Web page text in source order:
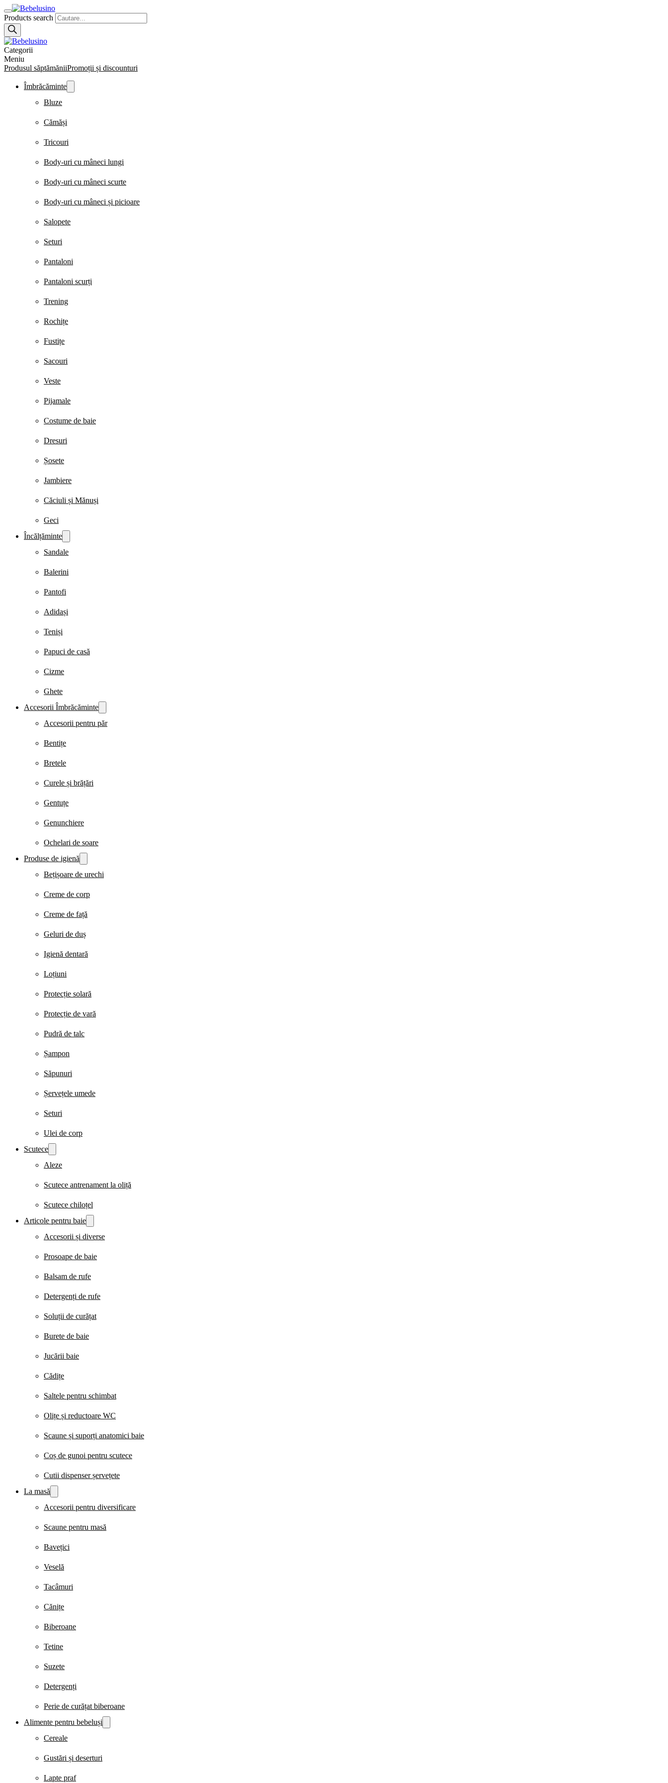
Products search
Categorii
Meniu
Produsul săptămăniiPromoții și discounturi
Îmbrăcăminte
Bluze
Cămăși
Tricouri
Body-uri cu mâneci lungi
Body-uri cu mâneci scurte
Body-uri cu mâneci și picioare
Salopete
Seturi
Pantaloni
Pantaloni scurți
Trening
Rochițe
Fustițe
Sacouri
Veste
Pijamale
Costume de baie
Dresuri
Șosete
Jambiere
Căciuli și Mănuși
Geci
Încălțăminte
Sandale
Balerini
Pantofi
Adidași
Teniși
Papuci de casă
Cizme
Ghete
Accesorii Îmbrăcăminte
Accesorii pentru păr
Bentițe
Bretele
Curele și brățări
Gentuțe
Genunchiere
Ochelari de soare
Produse de igienă
Bețișoare de urechi
Creme de corp
Creme de față
Geluri de duș
Igienă dentară
Loțiuni
Protecție solară
Protecție de vară
Pudră de talc
Șampon
Săpunuri
Șervețele umede
Seturi
Ulei de corp
Scutece
Aleze
Scutece antrenament la oliță
Scutece chiloțel
Articole pentru baie
Accesorii și diverse
Prosoape de baie
Balsam de rufe
Detergenți de rufe
Soluții de curățat
Burete de baie
Jucării baie
Cădițe
Saltele pentru schimbat
Olițe și reductoare WC
Scaune și suporți anatomici baie
Coș de gunoi pentru scutece
Cutii dispenser șervețete
La masă
Accesorii pentru diversificare
Scaune pentru masă
Bavețici
Veselă
Tacâmuri
Cănițe
Biberoane
Tetine
Suzete
Detergenți
Perie de curățat biberoane
Alimente pentru bebeluși
Cereale
Gustări și deserturi
Lapte praf